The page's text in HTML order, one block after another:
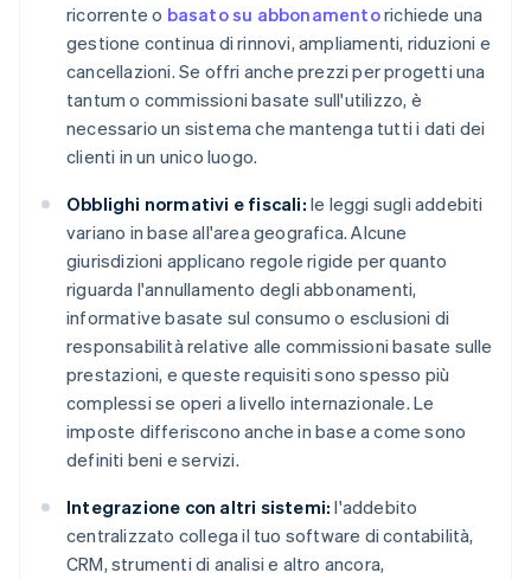
ricorrente o basato su abbonamentorichiede una
gestione continua di rinnovi, ampliamenti, riduzioni e
cancellazioni. Se offri anche prezzi per progetti una
tantum o commissioni basate sull'utilizzo, è
necessario un sistema che mantenga tutti i dati dei
clienti in un unico luogo.
Obblighi normativi e fiscali: le leggi sugli addebiti
variano in base all'area geografica. Alcune
giurisdizioni applicano regole rigide per quanto
riguarda l'annullamento degli abbonamenti,
informative basate sul consumo o esclusioni di
responsabilità relative alle commissioni basate sulle
prestazioni, e queste requisiti sono spesso più
complessi se operi a livello internazionale. Le
imposte differiscono anche in base a come sono
definiti beni e servizi.
Integrazione con altri sistemi: l'addebito
centralizzato collega il tuo software di contabilità,
CRM, strumenti di analisi e altro ancora,